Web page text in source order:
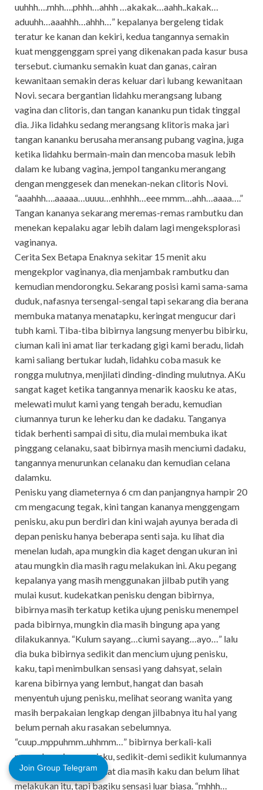
uuhhh….mhh….phhh…ahhh …akakak…aahh..kakak…
aduuhh…aaahhh…ahhh…” kepalanya bergeleng tidak
teratur ke kanan dan kekiri, kedua tangannya semakin
kuat menggenggam sprei yang dikenakan pada kasur busa
tersebut. ciumanku semakin kuat dan ganas, cairan
kewanitaan semakin deras keluar dari lubang kewanitaan
Novi. secara bergantian lidahku merangsang lubang
vagina dan clitoris, dan tangan kananku pun tidak tinggal
dia. Jika lidahku sedang merangsang klitoris maka jari
tangan kananku berusaha meransang pubang vagina, juga
ketika lidahku bermain-main dan mencoba masuk lebih
dalam ke lubang vagina, jempol tanganku merangang
dengan menggesek dan menekan-nekan clitoris Novi.
“aaahhh….aaaaa…uuuu…enhhhh…eee mmm…ahh…aaaa….”
Tangan kananya sekarang meremas-remas rambutku dan
menekan kepalaku agar lebih dalam lagi mengeksplorasi
vaginanya.
Cerita Sex Betapa Enaknya sekitar 15 menit aku
mengekplor vaginanya, dia menjambak rambutku dan
kemudian mendorongku. Sekarang posisi kami sama-sama
duduk, nafasnya tersengal-sengal tapi sekarang dia berana
membuka matanya menatapku, keringat mengucur dari
tubh kami. Tiba-tiba bibirnya langsung menyerbu bibirku,
ciuman kali ini amat liar terkadang gigi kami beradu, lidah
kami saliang bertukar ludah, lidahku coba masuk ke
rongga mulutnya, menjilati dinding-dinding mulutnya. AKu
sangat kaget ketika tangannya menarik kaosku ke atas,
melewati mulut kami yang tengah beradu, kemudian
ciumannya turun ke leherku dan ke dadaku. Tanganya
tidak berhenti sampai di situ, dia mulai membuka ikat
pinggang celanaku, saat bibirnya masih menciumi dadaku,
tangannya menurunkan celanaku dan kemudian celana
dalamku.
Penisku yang diameternya 6 cm dan panjangnya hampir 20
cm mengacung tegak, kini tangan kananya menggengam
penisku, aku pun berdiri dan kini wajah ayunya berada di
depan penisku hanya beberapa senti saja. ku lihat dia
menelan ludah, apa mungkin dia kaget dengan ukuran ini
atau mungkin dia masih ragu melakukan ini. Aku pegang
kepalanya yang masih menggunakan jilbab putih yang
mulai kusut. kudekatkan penisku dengan bibirnya,
bibirnya masih terkatup ketika ujung penisku menempel
pada bibirnya, mungkin dia masih bingung apa yang
dilakukannya. “Kulum sayang…ciumi sayang…ayo…” lalu
dia buka bibirnya sedikit dan mencium ujung penisku,
kaku, tapi menimbulkan sensasi yang dahsyat, selain
karena bibirnya yang lembut, hangat dan basah
menyentuh ujung penisku, melihat seorang wanita yang
masih berpakaian lengkap dengan jilbabnya itu hal yang
belum pernah aku rasakan sebelumnya.
“cuup..mppuhmm..uhhmm…” bibirnya berkali-kali
mengulum ujung penisku, sedikit-demi sedikit kulumannya
semakin masuk. Aku lihat dia masih kaku dan belum lihat
melakukan itu, tapi bagiku sensasi luar biasa. “mhhh…
Join Group Telegram